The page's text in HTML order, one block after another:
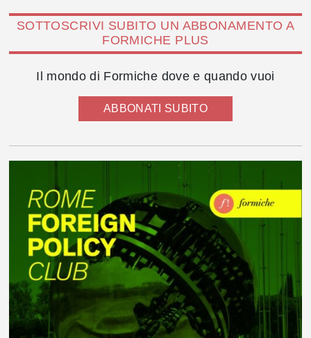
SOTTOSCRIVI SUBITO UN ABBONAMENTO A
FORMICHE PLUS
Il mondo di Formiche dove e quando vuoi
ABBONATI SUBITO